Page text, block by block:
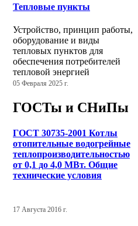
Тепловые пункты
Устройство, принцип работы,
оборудование и виды
тепловых пунктов для
обеспечения потребителей
тепловой энергией
05 Февраля 2025 г.
ГОСТы и СНиПы
ГОСТ 30735-2001 Котлы
отопительные водогрейные
теплопроизводительностью
от 0,1 до 4,0 МВт. Общие
технические условия
17 Августа 2016 г.